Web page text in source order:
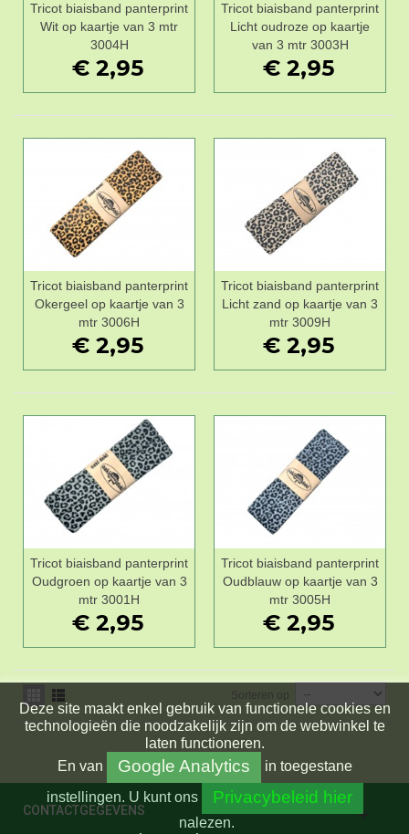
Tricot biaisband panterprint
Wit op kaartje van 3 mtr
3004H
€ 2,95
Tricot biaisband panterprint
Licht oudroze op kaartje
van 3 mtr 3003H
€ 2,95
Tricot biaisband panterprint
Okergeel op kaartje van 3
mtr 3006H
€ 2,95
Tricot biaisband panterprint
Licht zand op kaartje van 3
mtr 3009H
€ 2,95
Tricot biaisband panterprint
Oudgroen op kaartje van 3
mtr 3001H
€ 2,95
Tricot biaisband panterprint
Oudblauw op kaartje van 3
mtr 3005H
€ 2,95
Sorteren op
CONTACTGEGEVENS
Deze site maakt enkel gebruik van functionele cookies en
technologieën die noodzakelijk zijn om de webwinkel te
laten functioneren.
En van Google Analytics
in toegestane
instellingen. U kunt ons Privacybeleid hier
nalezen.